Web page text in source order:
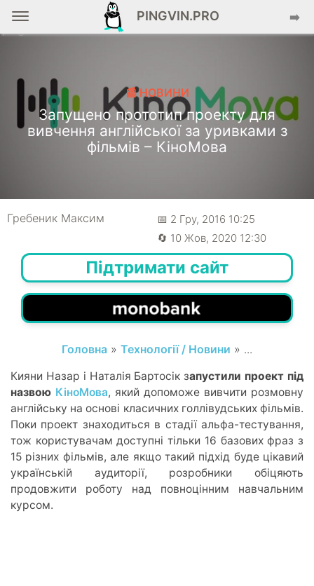
PINGVIN.PRO ➡️
📰 НОВИНИ
Запущено прототип проекту для
вивчення англійської за уривками з
фільмів – КіноМова
Гребеник Максим
📅 2 Гру, 2016 10:25
🔄 10 Жов, 2020 12:30
Підтримати сайт
Головна » Технології / Новини » ...
Кияни Назар і Наталія Бартосік запустили проект під
назвою КіноМова, який допоможе вивчити розмовну
англійську на основі класичних голлівудських фільмів.
Поки проект знаходиться в стадії альфа-тестування,
тож користувачам доступні тільки 16 базових фраз з
15 різних фільмів, але якщо такий підхід буде цікавий
українській аудиторії, розробники обіцяють
продовжити роботу над повноцінним навчальним
курсом.